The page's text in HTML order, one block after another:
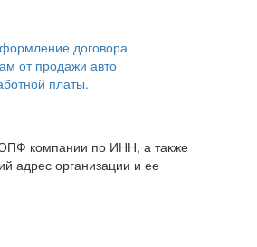
договора
от продажи авто
платы.
компании по ИНН, а также
адрес организации и ее